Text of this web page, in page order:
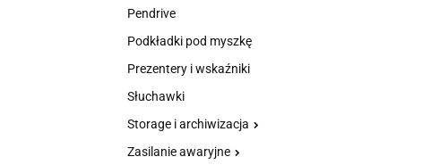
Pendrive
Podkładki pod myszkę
Prezentery i wskaźniki
Słuchawki
Storage i archiwizacja
Zasilanie awaryjne